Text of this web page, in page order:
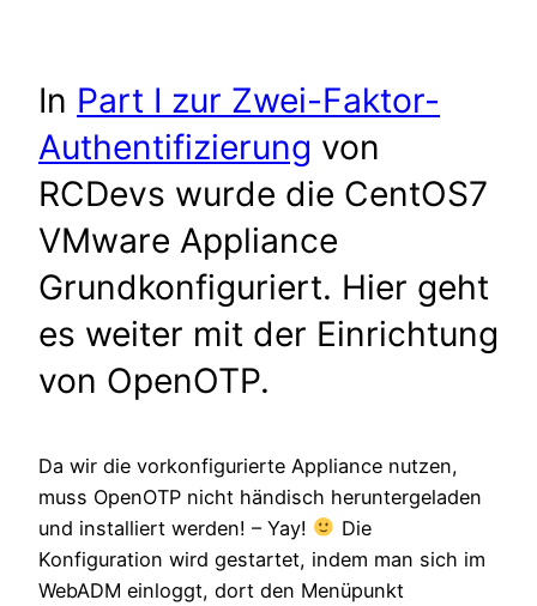
In Part I zur Zwei-Faktor-
Authentifizierung von
RCDevs wurde die CentOS7
VMware Appliance
Grundkonfiguriert. Hier geht
es weiter mit der Einrichtung
von OpenOTP.
Da wir die vorkonfigurierte Appliance nutzen,
muss OpenOTP nicht händisch heruntergeladen
und installiert werden! – Yay!
Die
Konfiguration wird gestartet, indem man sich im
WebADM einloggt, dort den Menüpunkt